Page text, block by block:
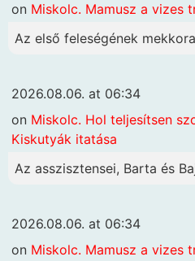
on Miskolc. Mamusz a vizes
Az első feleségének
2026.08.06. at 06:34
on Miskolc. Hol teljesítsen
Kiskutyák itatása
Az asszisztensei, Barta és
2026.08.06. at 06:34
on Miskolc. Mamusz a vizes